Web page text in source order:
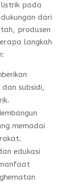
listrik pada
dari
produsen
langkah
subsidi,
memadai
edukasi